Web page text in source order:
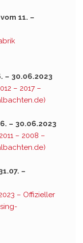
11. –
– 30.06.2023
– 2017 –
– 30.06.2023
– 2008 –
–
– Offizieller